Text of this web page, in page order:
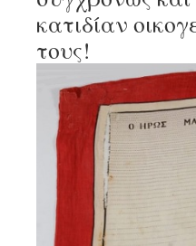
κατιδίαν
τους!